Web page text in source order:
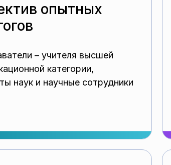
опытных
– учителя высшей
категории,
наук и научные сотрудники